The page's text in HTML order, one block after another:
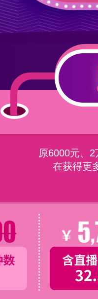
原6000元、
在获得更